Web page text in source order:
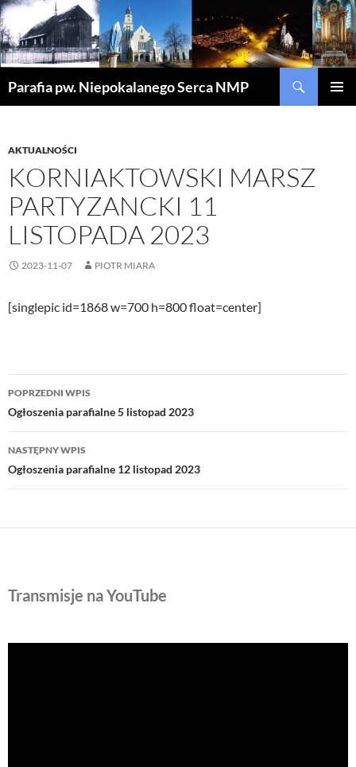
Parafia pw. Niepokalanego Serca NMP
AKTUALNOŚCI
KORNIAKTOWSKI MARSZ
PARTYZANCKI 11
LISTOPADA 2023
2023-11-07 PIOTR MIARA
[singlepic id=1868 w=700 h=800 float=center]
Nawigacja
wpisu
POPRZEDNI WPIS
Ogłoszenia parafialne 5 listopad 2023
NASTĘPNY WPIS
Ogłoszenia parafialne 12 listopad 2023
Transmisje na YouTube